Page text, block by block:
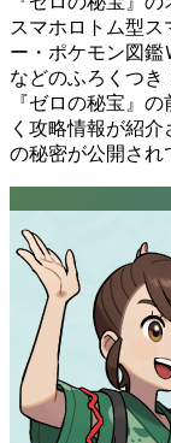
スマホロトム型
ー・ポケモン図
などのふろくつき
『ゼロの秘宝』
く攻略情報が紹
の秘密が公開され